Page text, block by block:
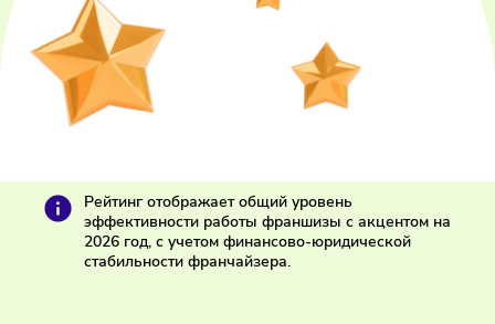
Рейтинг отображает общий уровень
эффективности работы франшизы с акцентом